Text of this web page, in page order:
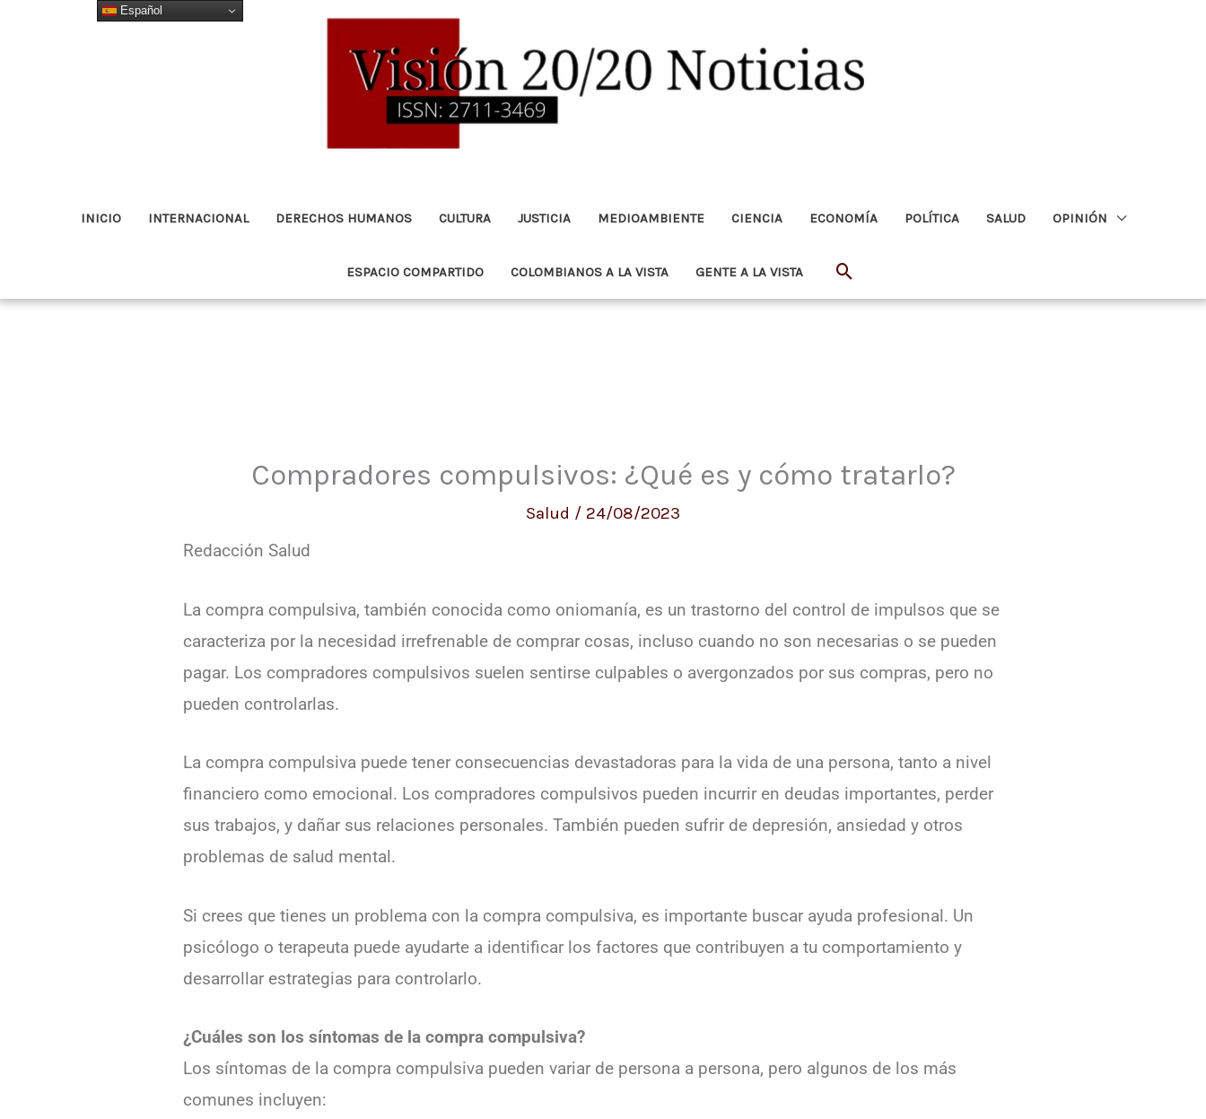
INICIO INTERNACIONAL DERECHOS HUMANOS CULTURA JUSTICIA MEDIOAMBIENTE CIENCIA ECONOMÍA POLÍTICA SALUD OPINIÓN
ESPACIO COMPARTIDO COLOMBIANOS A LA VISTA GENTE A LA VISTA Buscar
Compradores compulsivos: ¿Qué es y cómo tratarlo?
Salud / 24/08/2023
Redacción Salud
La compra compulsiva, también conocida como oniomanía, es un trastorno del control de impulsos que se
caracteriza por la necesidad irrefrenable de comprar cosas, incluso cuando no son necesarias o se pueden
pagar. Los compradores compulsivos suelen sentirse culpables o avergonzados por sus compras, pero no
pueden controlarlas.
La compra compulsiva puede tener consecuencias devastadoras para la vida de una persona, tanto a nivel
financiero como emocional. Los compradores compulsivos pueden incurrir en deudas importantes, perder
sus trabajos, y dañar sus relaciones personales. También pueden sufrir de depresión, ansiedad y otros
problemas de salud mental.
Si crees que tienes un problema con la compra compulsiva, es importante buscar ayuda profesional. Un
psicólogo o terapeuta puede ayudarte a identificar los factores que contribuyen a tu comportamiento y
desarrollar estrategias para controlarlo.
¿Cuáles son los síntomas de la compra compulsiva?
Los síntomas de la compra compulsiva pueden variar de persona a persona, pero algunos de los más
comunes incluyen:
Español